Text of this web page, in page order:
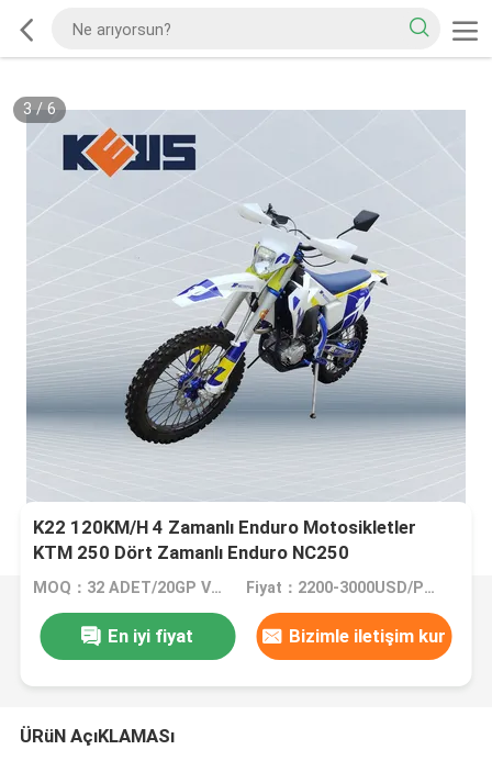
3/6
K22 120KM/H 4 Zamanlı Enduro Motosikletler
KTM 250 Dört Zamanlı Enduro NC250
MOQ：32 ADET/20GP VEYA 105 ADET/40HC Fiyat：2200-3000USD/PIECE
En iyi fiyat Bizimle iletişim kur
ÜRüN AçıKLAMASı